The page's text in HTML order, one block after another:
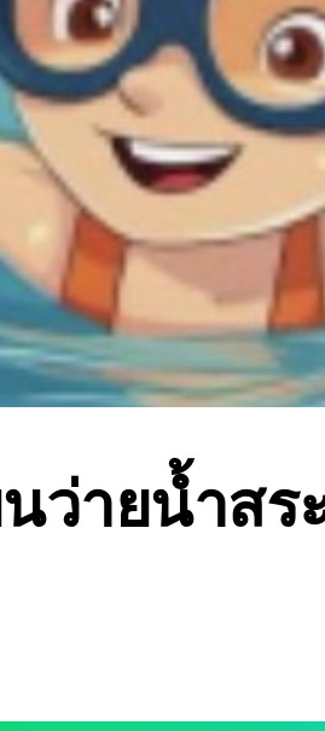
นว่ายน้ำส